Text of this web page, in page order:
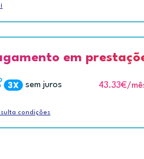
em
sem juros 43.33€/
condições